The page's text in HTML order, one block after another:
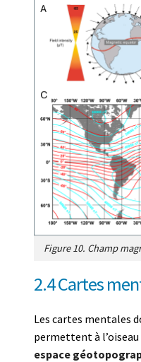
2.4 Cartes
Les cartes mentales
permettent à
espace